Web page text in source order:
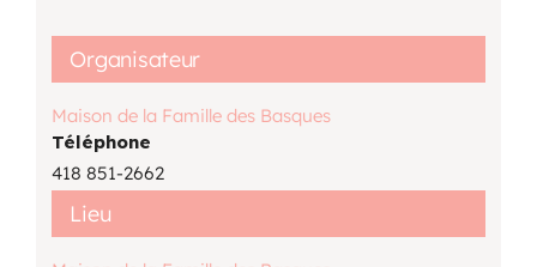
Lieu
Organisateur
Maison de la Famille des Basques
Téléphone
418 851-2662